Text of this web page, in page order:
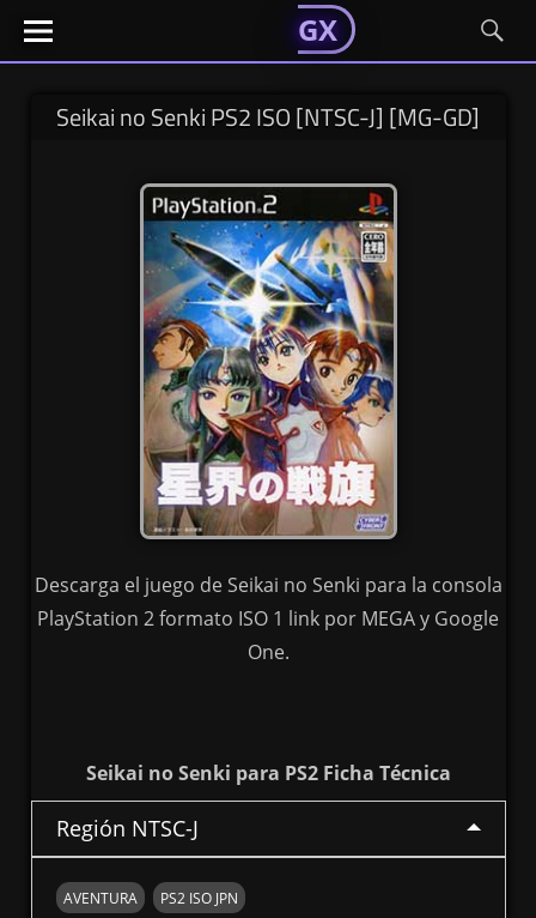
SkipEl
portal
GAMESGX
El
portal
Seikai no Senki PS2 ISO [NTSC-J] [MG-GD]
Descarga el juego de Seikai no Senki para la consola
PlayStation 2 formato ISO 1 link por MEGA y Google
One.
Seikai no Senki para PS2 Ficha Técnica
Región NTSC-J
AVENTURA PS2 ISO JPN